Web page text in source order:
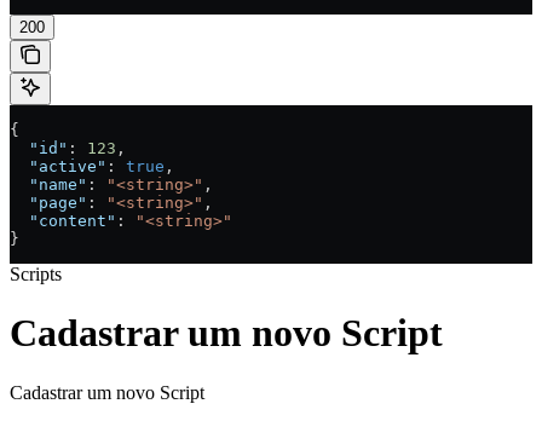
200
{
  "id"
: 123 ,
  "active"
: true ,
  "name"
: "<string>" ,
  "page"
: "<string>" ,
  "content"
:
"<string>"
}
Scripts
Cadastrar um novo Script
Cadastrar um novo Script